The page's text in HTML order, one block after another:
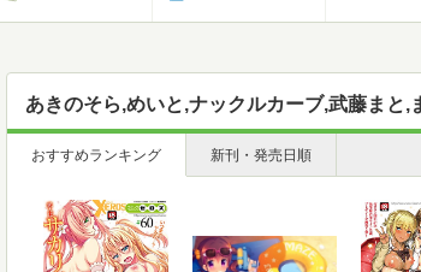
おすすめランキング 新刊・発売日順